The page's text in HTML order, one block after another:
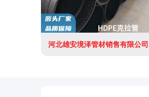
河北雄安境泽管材销售有限公司